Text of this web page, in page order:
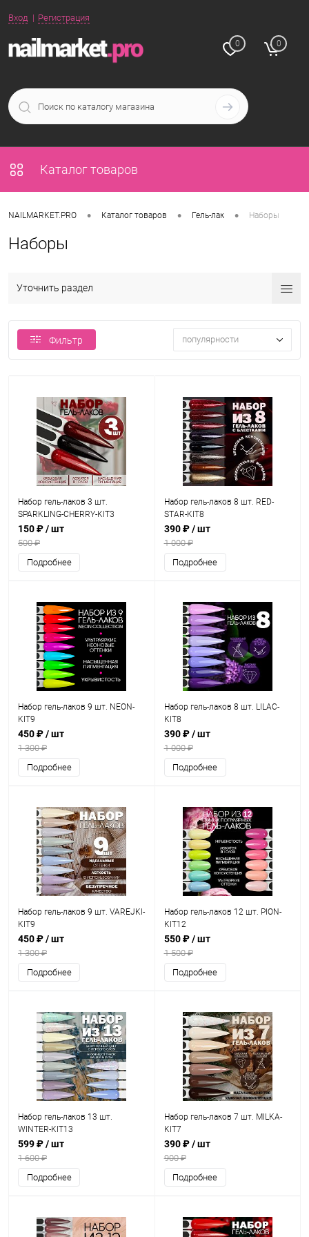
Вход Регистрация
0 0
Каталог товаров
NAILMARKET.PRO • Каталог товаров • Гель-лак • Наборы
Наборы
Уточнить раздел
Фильтр популярности
Набор гель-лаков 3 шт.
SPARKLING-CHERRY-KIT3
150 ₽/ шт
500 ₽
Подробнее
Набор гель-лаков 8 шт. RED-
STAR-KIT8
390 ₽/ шт
1 000 ₽
Подробнее
Набор гель-лаков 9 шт. NEON-
KIT9
450 ₽/ шт
1 300 ₽
Подробнее
Набор гель-лаков 8 шт. LILAC-
KIT8
390 ₽/ шт
1 000 ₽
Подробнее
Набор гель-лаков 9 шт. VAREJKI-
KIT9
450 ₽/ шт
1 300 ₽
Подробнее
Набор гель-лаков 12 шт. PION-
KIT12
550 ₽/ шт
1 500 ₽
Подробнее
Набор гель-лаков 13 шт.
WINTER-KIT13
599 ₽/ шт
1 600 ₽
Подробнее
Набор гель-лаков 7 шт. MILKA-
KIT7
390 ₽/ шт
900 ₽
Подробнее